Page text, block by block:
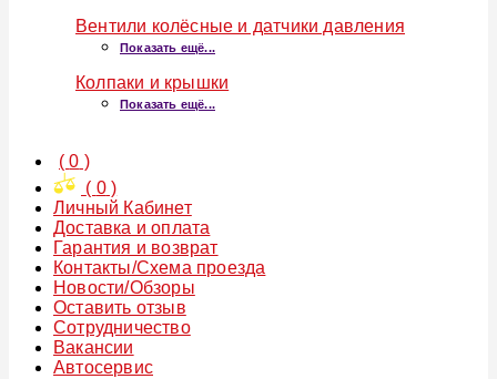
Вентили колёсные и датчики давления
Показать ещё...
Колпаки и крышки
Показать ещё...
(0 )
( 0)
Личный Кабинет
Доставка и оплата
Гарантия и возврат
Контакты/Схема проезда
Новости/Обзоры
Оставить отзыв
Сотрудничество
Вакансии
Автосервис